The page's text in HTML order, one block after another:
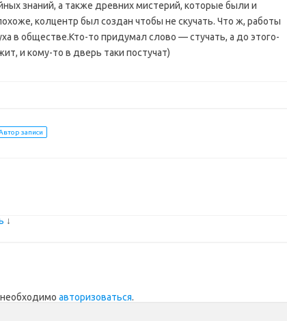
знаний, а также древних мистерий, которые были и
колцентр был создан чтобы не скучать. Что ж, работы
в обществе.Кто-то придумал слово — стучать, а до этого-
и кому-то в дверь таки постучат)
записи
↓
авторизоваться.